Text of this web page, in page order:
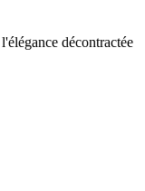
décontractée